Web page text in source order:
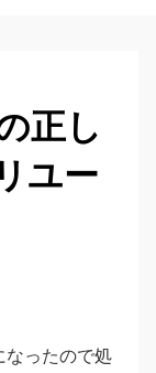
正し
ユー
なったので処